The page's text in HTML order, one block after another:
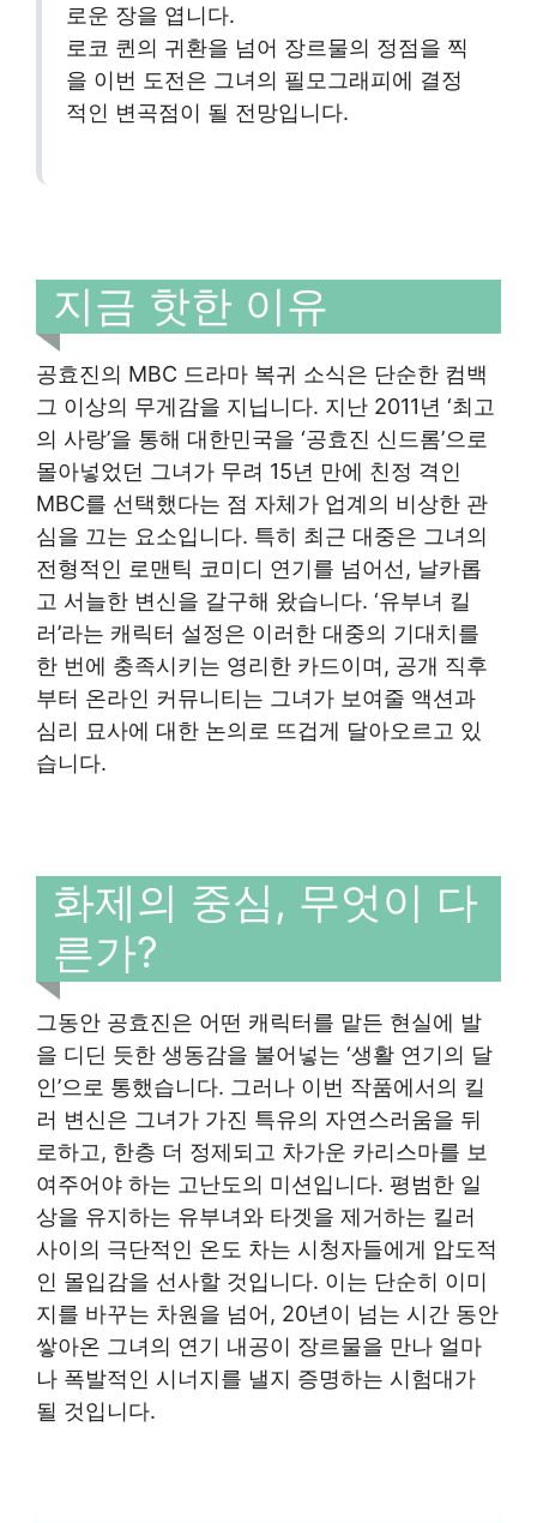
로운 장을 엽니다.
로코 퀸의 귀환을 넘어 장르물의 정점을 찍
을 이번 도전은 그녀의 필모그래피에 결정
적인 변곡점이 될 전망입니다.
지금 핫한 이유
공효진의 MBC 드라마 복귀 소식은 단순한 컴백
그 이상의 무게감을 지닙니다. 지난 2011년 ‘최고
의 사랑’을 통해 대한민국을 ‘공효진 신드롬’으로
몰아넣었던 그녀가 무려 15년 만에 친정 격인
MBC를 선택했다는 점 자체가 업계의 비상한 관
심을 끄는 요소입니다. 특히 최근 대중은 그녀의
전형적인 로맨틱 코미디 연기를 넘어선, 날카롭
고 서늘한 변신을 갈구해 왔습니다. ‘유부녀 킬
러’라는 캐릭터 설정은 이러한 대중의 기대치를
한 번에 충족시키는 영리한 카드이며, 공개 직후
부터 온라인 커뮤니티는 그녀가 보여줄 액션과
심리 묘사에 대한 논의로 뜨겁게 달아오르고 있
습니다.
화제의 중심, 무엇이 다
른가?
그동안 공효진은 어떤 캐릭터를 맡든 현실에 발
을 디딘 듯한 생동감을 불어넣는 ‘생활 연기의 달
인’으로 통했습니다. 그러나 이번 작품에서의 킬
러 변신은 그녀가 가진 특유의 자연스러움을 뒤
로하고, 한층 더 정제되고 차가운 카리스마를 보
여주어야 하는 고난도의 미션입니다. 평범한 일
상을 유지하는 유부녀와 타겟을 제거하는 킬러
사이의 극단적인 온도 차는 시청자들에게 압도적
인 몰입감을 선사할 것입니다. 이는 단순히 이미
지를 바꾸는 차원을 넘어, 20년이 넘는 시간 동안
쌓아온 그녀의 연기 내공이 장르물을 만나 얼마
나 폭발적인 시너지를 낼지 증명하는 시험대가
될 것입니다.